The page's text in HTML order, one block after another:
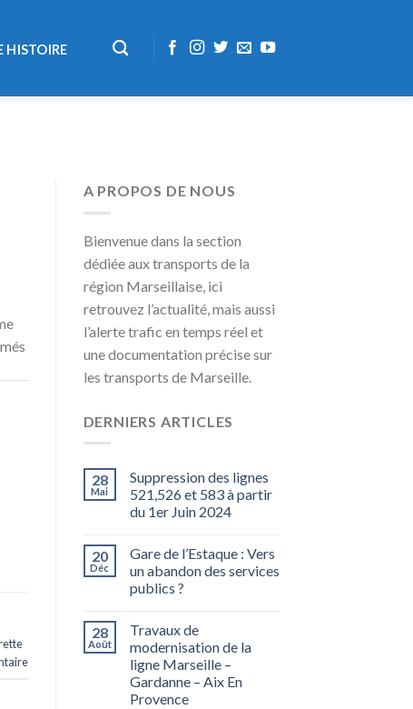
HISTOIRE
A PROPOS DE NOUS
Bienvenue dans la section
dédiée aux transports de la
région Marseillaise, ici
retrouvez l’actualité, mais aussi
l’alerte trafic en temps réel et
une documentation précise sur
les transports de Marseille.
DERNIERS ARTICLES
28
Mai
Suppression des lignes
521,526 et 583 à partir
du 1er Juin 2024
20
Déc
Gare de l’Estaque : Vers
un abandon des services
publics ?
28
Août
Travaux de
modernisation de la
ligne Marseille –
Gardanne – Aix En
Provence